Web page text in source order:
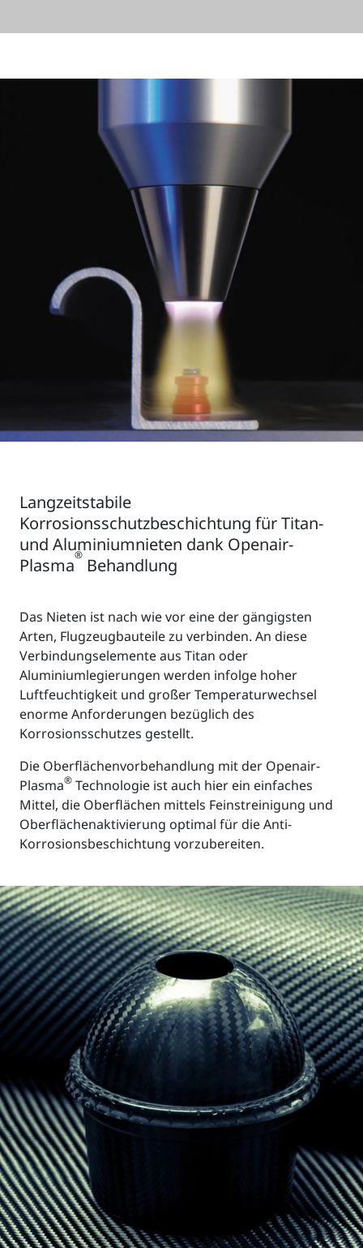
Langzeitstabile
Korrosionsschutzbeschichtung für Titan-
und Aluminiumnieten dank Openair-
Plasma® Behandlung
Das Nieten ist nach wie vor eine der gängigsten
Arten, Flugzeugbauteile zu verbinden. An diese
Verbindungselemente aus Titan oder
Aluminiumlegierungen werden infolge hoher
Luftfeuchtigkeit und großer Temperaturwechsel
enorme Anforderungen bezüglich des
Korrosionsschutzes gestellt.
Die Oberflächenvorbehandlung mit der Openair-
Plasma® Technologie ist auch hier ein einfaches
Mittel, die Oberflächen mittels Feinstreinigung und
Oberflächenaktivierung optimal für die Anti-
Korrosionsbeschichtung vorzubereiten.